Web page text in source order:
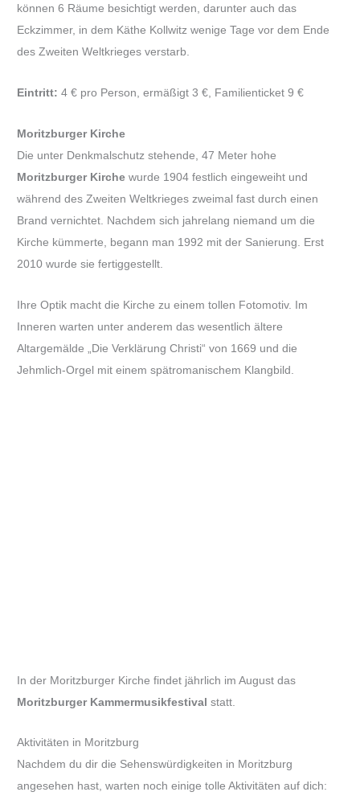
können 6 Räume besichtigt werden, darunter auch das
Eckzimmer, in dem Käthe Kollwitz wenige Tage vor dem Ende
des Zweiten Weltkrieges verstarb.
Eintritt: 4 € pro Person, ermäßigt 3 €, Familienticket 9 €
Moritzburger Kirche
Die unter Denkmalschutz stehende, 47 Meter hohe
Moritzburger Kirche wurde 1904 festlich eingeweiht und
während des Zweiten Weltkrieges zweimal fast durch einen
Brand vernichtet. Nachdem sich jahrelang niemand um die
Kirche kümmerte, begann man 1992 mit der Sanierung. Erst
2010 wurde sie fertiggestellt.
Ihre Optik macht die Kirche zu einem tollen Fotomotiv. Im
Inneren warten unter anderem das wesentlich ältere
Altargemälde „Die Verklärung Christi“ von 1669 und die
Jehmlich-Orgel mit einem spätromanischem Klangbild.
In der Moritzburger Kirche findet jährlich im August das
Moritzburger Kammermusikfestival statt.
Aktivitäten in Moritzburg
Nachdem du dir die Sehenswürdigkeiten in Moritzburg
angesehen hast, warten noch einige tolle Aktivitäten auf dich: